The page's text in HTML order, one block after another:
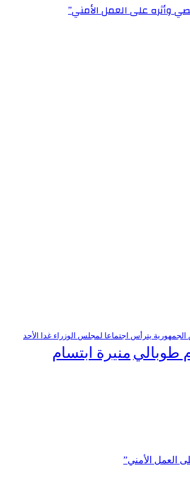
وأثره على العمل الأمني”
يترأس اجتماعا لمجلس الوزراء غدا الأحد
طوبالي منيرة ابتسام
العمل الأمني”